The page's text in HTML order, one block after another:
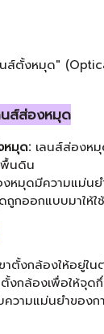
นส์ตั้งหมุด"
นส์ส่องหมุด
หมุด: เลนส์ส่องห
นดิน
งหมุดมีความแม่น
กออกแบบมาให้ใ
าตั้งกล้องให้อยู่ใ
งกล้องเพื่อให้จุ
วามแม่นยำของ